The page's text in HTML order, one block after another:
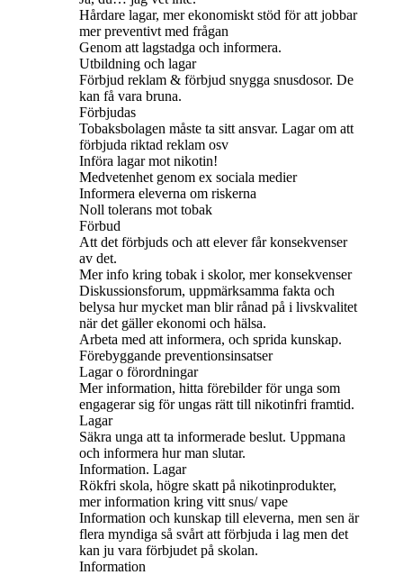
Hårdare lagar, mer ekonomiskt stöd för att jobbar
mer preventivt med frågan
Genom att lagstadga och informera.
Utbildning och lagar
Förbjud reklam & förbjud snygga snusdosor. De
kan få vara bruna.
Förbjudas
Tobaksbolagen måste ta sitt ansvar. Lagar om att
förbjuda riktad reklam osv
Införa lagar mot nikotin!
Medvetenhet genom ex sociala medier
Informera eleverna om riskerna
Noll tolerans mot tobak
Förbud
Att det förbjuds och att elever får konsekvenser
av det.
Mer info kring tobak i skolor, mer konsekvenser
Diskussionsforum, uppmärksamma fakta och
belysa hur mycket man blir rånad på i livskvalitet
när det gäller ekonomi och hälsa.
Arbeta med att informera, och sprida kunskap.
Förebyggande preventionsinsatser
Lagar o förordningar
Mer information, hitta förebilder för unga som
engagerar sig för ungas rätt till nikotinfri framtid.
Lagar
Säkra unga att ta informerade beslut. Uppmana
och informera hur man slutar.
Information. Lagar
Rökfri skola, högre skatt på nikotinprodukter,
mer information kring vitt snus/ vape
Information och kunskap till eleverna, men sen är
flera myndiga så svårt att förbjuda i lag men det
kan ju vara förbjudet på skolan.
Information